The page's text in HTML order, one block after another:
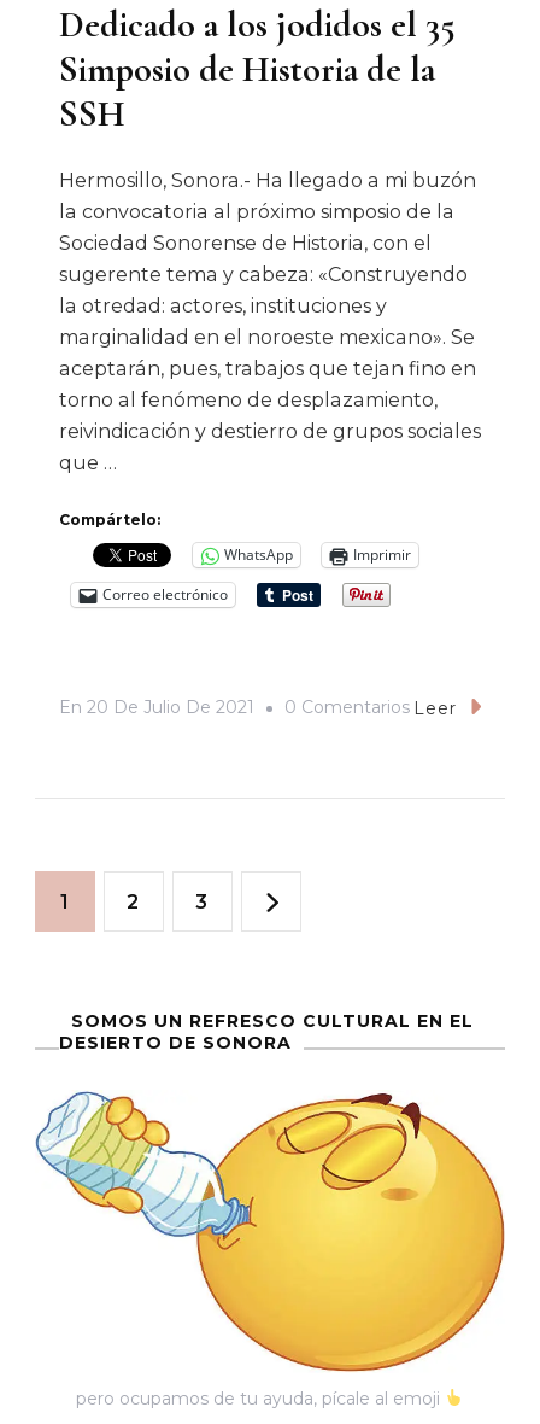
Dedicado a los jodidos el 35
Simposio de Historia de la
SSH
Hermosillo, Sonora.- Ha llegado a mi buzón
la convocatoria al próximo simposio de la
Sociedad Sonorense de Historia, con el
sugerente tema y cabeza: «Construyendo
la otredad: actores, instituciones y
marginalidad en el noroeste mexicano». Se
aceptarán, pues, trabajos que tejan fino en
torno al fenómeno de desplazamiento,
reivindicación y destierro de grupos sociales
que …
Compártelo:
WhatsApp
Imprimir
Correo electrónico
En 20 De Julio De 2021 0 ComentariosEn
Historia
De
SSH
Leer
Paginación
entradas
Página
1 Página
2 Página
3
SOMOS UN REFRESCO CULTURAL EN EL
DESIERTO DE SONORA
pero ocupamos de tu ayuda, pícale al emoji